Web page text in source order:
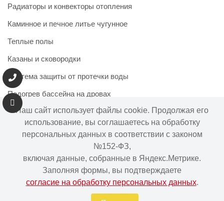
Радиаторы и конвекторы отопления
Каминное и печное литье чугунное
Теплые полы
Казаны и сковородки
Система защиты от протечки воды
Подогрев бассейна на дровах
Информация на сайте не является публичной офертой.
Наличие и цены товара могут меняться, просьба
уточнять у менеджера при подтверждении заказа.
Наш сайт использует файлы cookie. Продолжая его
использование, вы соглашаетесь на обработку
персональных данных в соответствии с законом
№152-ФЗ,
включая данные, собранные в Яндекс.Метрике.
Заполняя формы, вы подтверждаете
согласие на обработку персональных данных.